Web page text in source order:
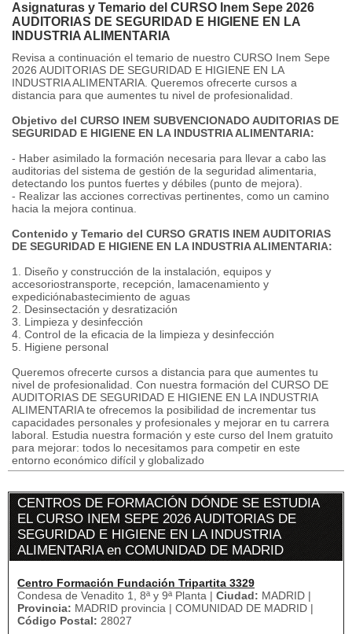
Asignaturas y Temario del CURSO Inem Sepe 2026
AUDITORIAS DE SEGURIDAD E HIGIENE EN LA
INDUSTRIA ALIMENTARIA
Revisa a continuación el temario de nuestro CURSO Inem Sepe
2026 AUDITORIAS DE SEGURIDAD E HIGIENE EN LA
INDUSTRIA ALIMENTARIA. Queremos ofrecerte cursos a
distancia para que aumentes tu nivel de profesionalidad.
Objetivo del CURSO INEM SUBVENCIONADO AUDITORIAS DE
SEGURIDAD E HIGIENE EN LA INDUSTRIA ALIMENTARIA:
- Haber asimilado la formación necesaria para llevar a cabo las
auditorias del sistema de gestión de la seguridad alimentaria,
detectando los puntos fuertes y débiles (punto de mejora).
- Realizar las acciones correctivas pertinentes, como un camino
hacia la mejora continua.
Contenido y Temario del CURSO GRATIS INEM AUDITORIAS
DE SEGURIDAD E HIGIENE EN LA INDUSTRIA ALIMENTARIA:
1. Diseño y construcción de la instalación, equipos y
accesoriostransporte, recepción, lamacenamiento y
expediciónabastecimiento de aguas
2. Desinsectación y desratización
3. Limpieza y desinfección
4. Control de la eficacia de la limpieza y desinfección
5. Higiene personal
Queremos ofrecerte cursos a distancia para que aumentes tu
nivel de profesionalidad. Con nuestra formación del CURSO DE
AUDITORIAS DE SEGURIDAD E HIGIENE EN LA INDUSTRIA
ALIMENTARIA te ofrecemos la posibilidad de incrementar tus
capacidades personales y profesionales y mejorar en tu carrera
laboral. Estudia nuestra formación y este curso del Inem gratuito
para mejorar: todos lo necesitamos para competir en este
entorno económico difícil y globalizado
CENTROS DE FORMACIÓN DÓNDE SE ESTUDIA
EL CURSO INEM SEPE 2026 AUDITORIAS DE
SEGURIDAD E HIGIENE EN LA INDUSTRIA
ALIMENTARIA en COMUNIDAD DE MADRID
Centro Formación Fundación Tripartita 3329
Condesa de Venadito 1, 8ª y 9ª Planta | Ciudad: MADRID |
Provincia: MADRID provincia | COMUNIDAD DE MADRID |
Código Postal: 28027